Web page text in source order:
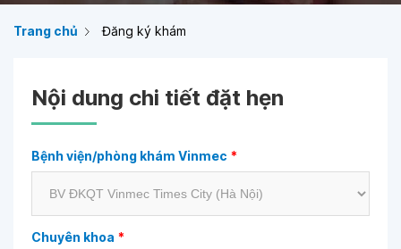
Trang chủ Đăng ký khám
Nội dung chi tiết đặt hẹn
Bệnh viện/phòng khám Vinmec *
Chuyên khoa *